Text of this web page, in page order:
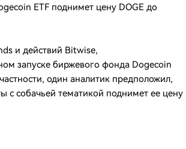
ETF поднимет цену DOGE до
и действий Bitwise,
запуске биржевого фонда Dogecoin
один аналитик предположил,
с собачьей тематикой поднимет ее цену